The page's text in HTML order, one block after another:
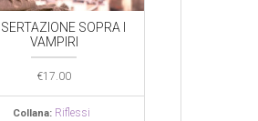
SOPRA I
VAMPIRI
€17.00
Collana: Riflessi